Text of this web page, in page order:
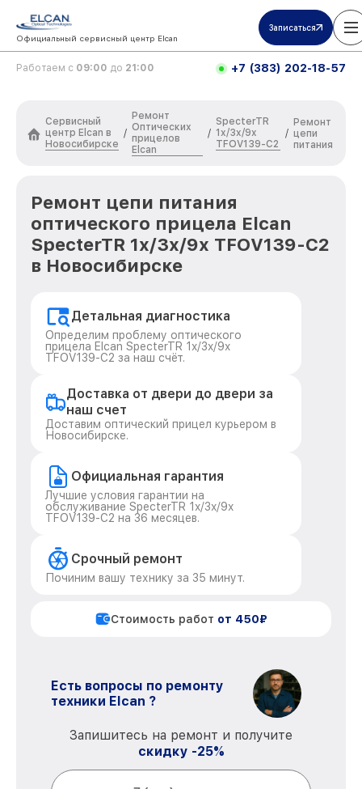
Официальный сервисный центр Elcan
Записаться
Работаем с 09:00 до 21:00 +7 (383) 202-18-57
Сервисный
центр Elcan в
Новосибирске
/
Ремонт
Оптических
прицелов
Elcan
/
SpecterTR
1x/3x/9x
TFOV139-C2
/
Ремонт
цепи
питания
Ремонт цепи питания
оптического прицела Elcan
SpecterTR 1x/3x/9x TFOV139-C2
в Новосибирске
Детальная диагностика
Определим проблему оптического
прицела Elcan SpecterTR 1x/3x/9x
TFOV139-C2 за наш счёт.
Доставка от двери до двери за
наш счет
Доставим оптический прицел курьером в
Новосибирске.
Официальная гарантия
Лучшие условия гарантии на
обслуживание SpecterTR 1x/3x/9x
TFOV139-C2 на 36 месяцев.
Срочный ремонт
Починим вашу технику за 35 минут.
Стоимость работ от 450₽
Есть вопросы по ремонту
техники Elcan ?
Запишитесь на ремонт и получите
скидку -25%